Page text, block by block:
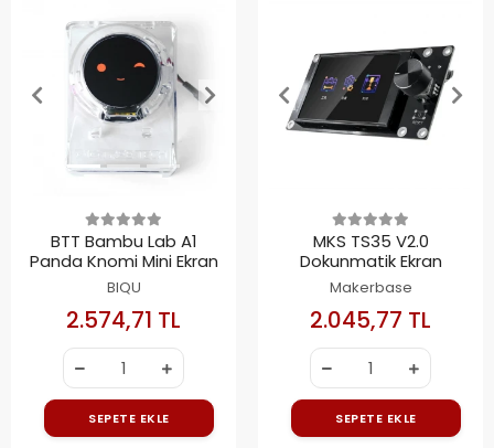
BTT Bambu Lab A1
Panda Knomi Mini Ekran
BIQU
2.574,71 TL
SEPETE EKLE
MKS TS35 V2.0
Dokunmatik Ekran
Makerbase
2.045,77 TL
SEPETE EKLE